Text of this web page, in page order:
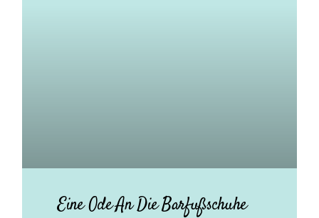
Eine Ode An Die Barfußschuhe